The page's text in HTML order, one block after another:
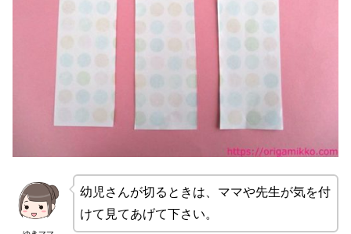
幼児さんが切るときは、ママや先生が気を付
けて見てあげて下さい。